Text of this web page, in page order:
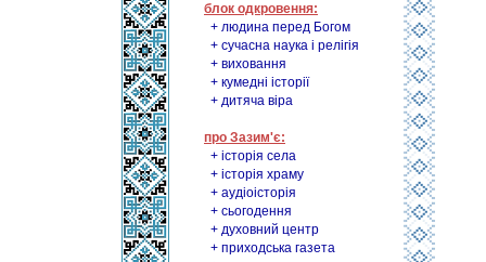
блок одкровення:
+ людина перед Богом
+ сучасна наука і релігія
+ виховання
+ кумедні історії
+ дитяча віра
про Зазим'є:
+ історія села
+ історія храму
+ аудіоісторія
+ сьогодення
+ духовний центр
+ приходська газета